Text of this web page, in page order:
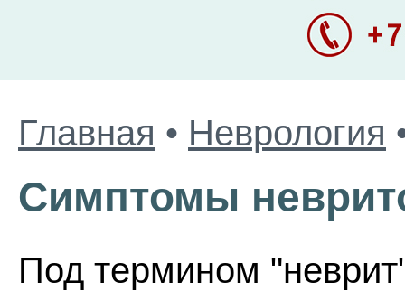
Главная • Неврология
Симптомы
Под термином